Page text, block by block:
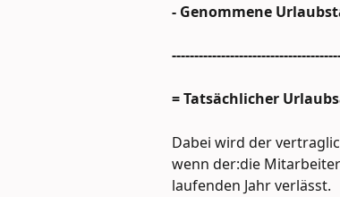
- Genommene
= Tatsächlicher
Dabei wird der
wenn der:die
laufenden Jahr verlässt.